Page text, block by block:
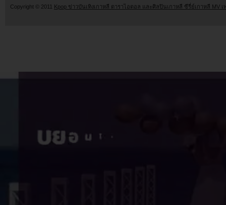
Copyright © 2011 Kpop ข่าวบันเทิงเกาหลี ดาราไอดอล และศิลปินเกาหลี ซีรี่ย์เกาหลี MV